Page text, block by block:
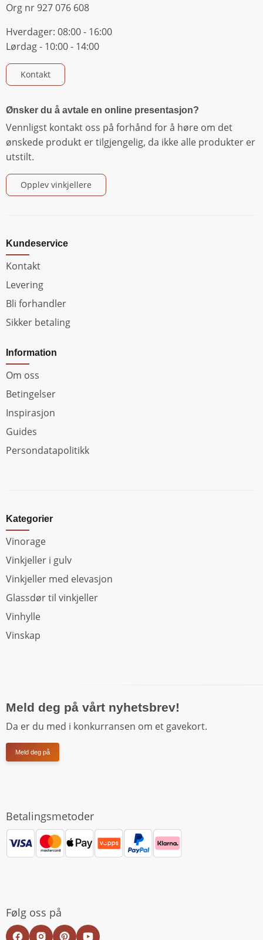
Org nr 927 076 608
Hverdager: 08:00 - 16:00
Lørdag - 10:00 - 14:00
Kontakt
Ønsker du å avtale en online presentasjon?
Vennligst kontakt oss på forhånd for å høre om det
ønskede produkt er tilgjengelig, da ikke alle produkter er
utstilt.
Opplev vinkjellere
Kundeservice
Kontakt
Levering
Bli forhandler
Sikker betaling
Information
Om oss
Betingelser
Inspirasjon
Guides
Persondatapolitikk
Kategorier
Vinorage
Vinkjeller i gulv
Vinkjeller med elevasjon
Glassdør til vinkjeller
Vinhylle
Vinskap
Meld deg på vårt nyhetsbrev!
Da er du med i konkurransen om et gavekort.
Meld deg på
Betalingsmetoder
Følg oss på